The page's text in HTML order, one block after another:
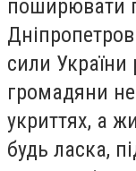
поширювати
сили
громадяни
укриттях, а
будь ласка,